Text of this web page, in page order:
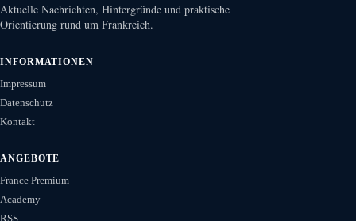
Aktuelle Nachrichten, Hintergründe und praktische
Orientierung rund um Frankreich.
INFORMATIONEN
Impressum
Datenschutz
Kontakt
ANGEBOTE
France Premium
Academy
RSS